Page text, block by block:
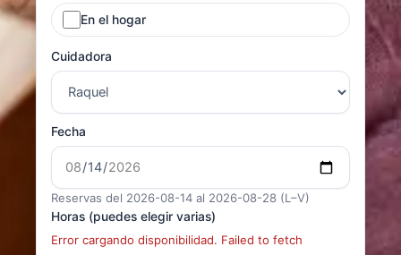
En el hogar
Cuidadora
Fecha
Reservas del 2026-08-14 al 2026-08-28 (L–V)
Horas (puedes elegir varias)
Error cargando disponibilidad. Failed to fetch